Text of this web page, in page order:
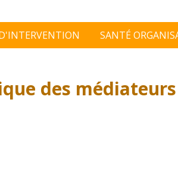
SANTÉ
des